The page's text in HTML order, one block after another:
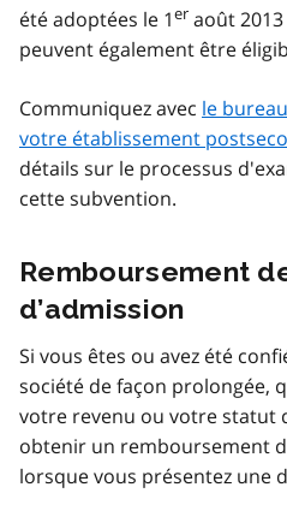
été adoptées le 1er août
peuvent également être
Communiquez avec le
votre établissement
détails sur le processus
cette subvention.
Remboursement
d’admission
Si vous êtes ou avez été
société de façon prolongée,
votre revenu ou votre statut
obtenir un remboursement
lorsque vous présentez une